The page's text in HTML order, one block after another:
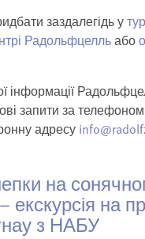
заздалегідь у
Радольфцелльабо
інформації
запити за
адресу
на
екскурсія на
з НАБУ